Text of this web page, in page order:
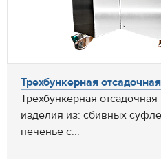
Трехбункерная
Трехбункерная
изделия из: сбивных
печенье с...